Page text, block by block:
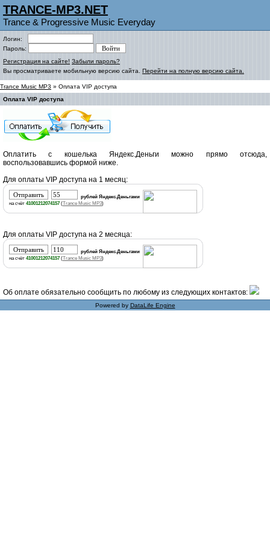
TRANCE-MP3.NET
Trance & Progressive Music Everyday
Логин:
Пароль:
Регистрация на сайте! Забыли пароль?
Вы просматриваете мобильную версию сайта. Перейти на полную версию сайта.
Trance Music MP3 » Оплата VIP доступа
Оплата VIP доступа
Оплатить с кошелька Яндекс.Деньги можно прямо отсюда,
воспользовавшись формой ниже.
Для оплаты VIP доступа на 1 месяц:
рублей Яндекс.Деньгами
на счёт 41001212074157 (Trance Music MP3)
Для оплаты VIP доступа на 2 месяца:
рублей Яндекс.Деньгами
на счёт 41001212074157 (Trance Music MP3)
Об оплате обязательно сообщить по любому из следующих контактов:
Powered by DataLife Engine